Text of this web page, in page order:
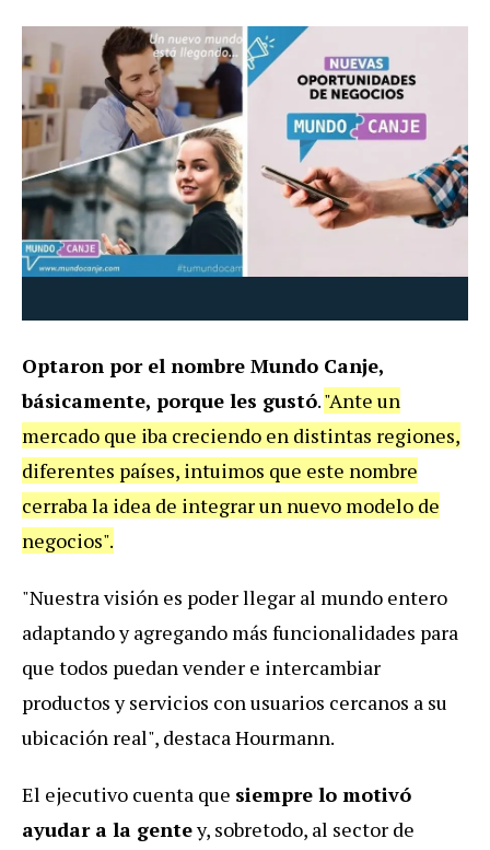
Optaron por el nombre Mundo Canje,
básicamente, porque les gustó."Ante un
mercado que iba creciendo en distintas regiones,
diferentes países, intuimos que este nombre
cerraba la idea de integrar un nuevo modelo de
negocios".
"Nuestra visión es poder llegar al mundo entero
adaptando y agregando más funcionalidades para
que todos puedan vender e intercambiar
productos y servicios con usuarios cercanos a su
ubicación real", destaca Hourmann.
El ejecutivo cuenta que siempre lo motivó
ayudar a la gentey, sobretodo, al sector de